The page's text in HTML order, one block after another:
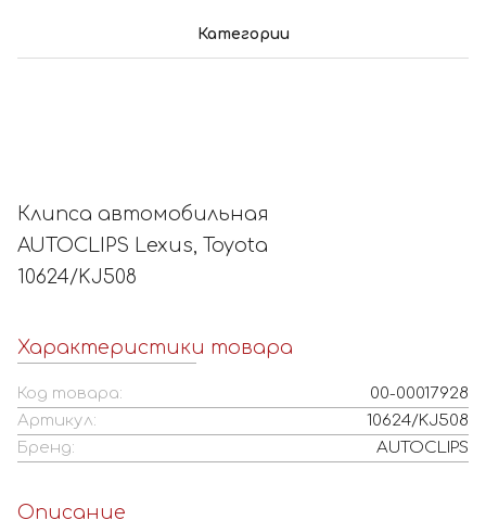
Категории
Клипса автомобильная
AUTOCLIPS Lexus, Toyota
10624/KJ508
Характеристики товара
Код товара:
00-00017928
Артикул:
10624/KJ508
Бренд:
AUTOCLIPS
Описание